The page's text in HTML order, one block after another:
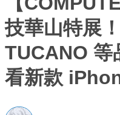
技華山特展
TUCANO 等
看新款